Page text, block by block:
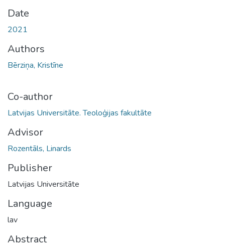
Date
2021
Authors
Bērziņa, Kristīne
Co-author
Latvijas Universitāte. Teoloģijas fakultāte
Advisor
Rozentāls, Linards
Publisher
Latvijas Universitāte
Language
lav
Abstract